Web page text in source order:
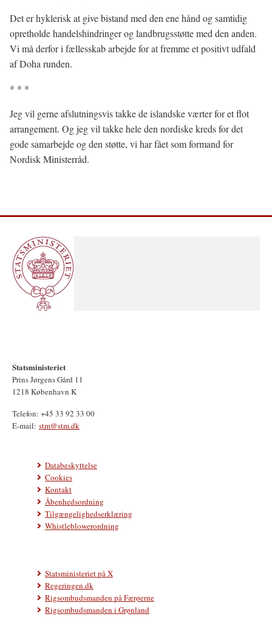
Det er hyklerisk at give bistand med den ene hånd og samtidig
opretholde handelshindringer og landbrugsstøtte med den anden.
Vi må derfor i fællesskab arbejde for at fremme et positivt udfald
af Doha runden.
* * *
Jeg vil gerne afslutningsvis takke de islandske værter for et flot
arrangement. Og jeg vil takke hele den nordiske kreds for det
gode samarbejde og den støtte, vi har fået som formand for
Nordisk Ministerråd.
Statsministeriet
Prins Jørgens Gård 11
1218 København K
Telefon: +45 33 92 33 00
E-mail: stm@stm.dk
Databeskyttelse
Cookies
Kontakt
Åbenhedsordning
Tilgængelighedserklæring
Whistleblowerordning
Statsministeriet på X
Regeringen.dk
Rigsombudsmanden på Færøerne
Rigsombudsmanden i Grønland